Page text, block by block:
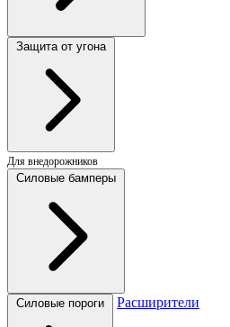
Защита от угона
Для внедорожников
Силовые бамперы
Силовые пороги Расширители